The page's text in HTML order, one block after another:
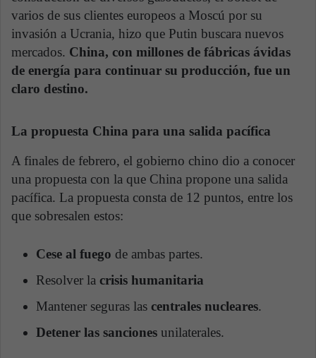
varios de sus clientes europeos a Moscú por su
invasión a Ucrania, hizo que Putin buscara nuevos
mercados. China, con millones de fábricas ávidas
de energía para continuar su producción, fue un
claro destino.
La propuesta China para una salida pacífica
A finales de febrero, el gobierno chino dio a conocer
una propuesta con la que China propone una salida
pacífica. La propuesta consta de 12 puntos, entre los
que sobresalen estos:
Cese al fuego de ambas partes.
Resolver la crisis humanitaria
Mantener seguras las centrales nucleares.
Detener las sanciones unilaterales.